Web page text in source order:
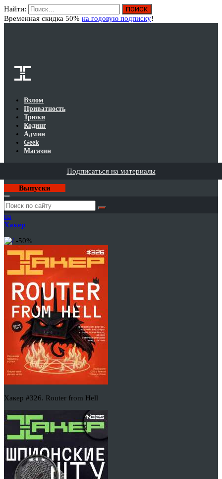
Найти:
Временная скидка 50% на годовую подписку!
Взлом
Приватность
Трюки
Кодинг
Админ
Geek
Магазин
Подписаться на материалы
Выпуски
Годовая
подписка
на
Хакер
-50%
Хакер #326. Router from Hell